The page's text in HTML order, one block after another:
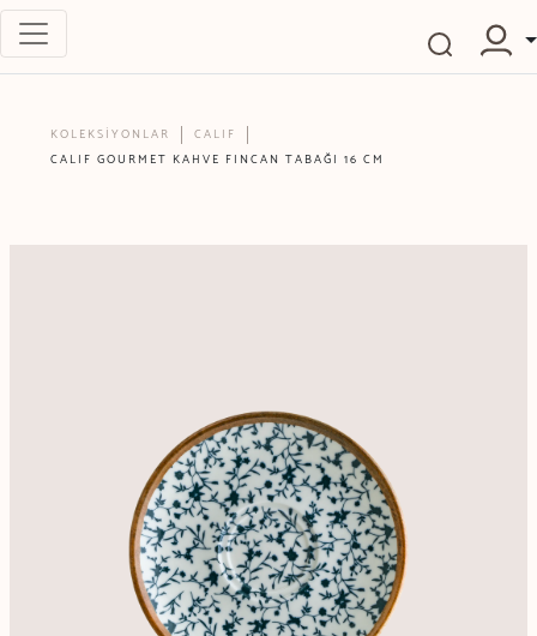
KOLEKSİYONLAR
CALIF
CALIF GOURMET KAHVE FINCAN TABAĞI 16 CM